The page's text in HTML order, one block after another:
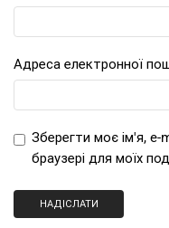
Адреса електронної
Зберегти моє ім'я,
браузері для моїх